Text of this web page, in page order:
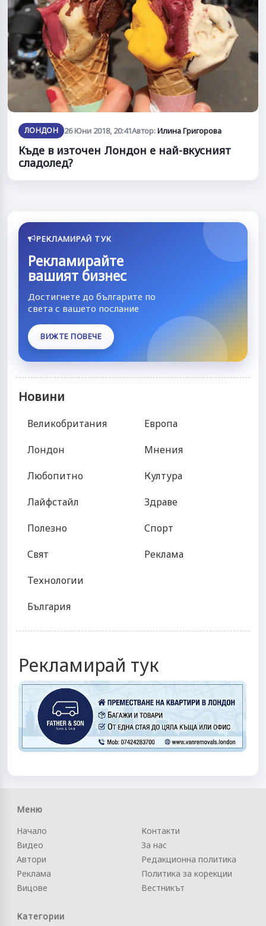
ЛОНДОН 26 Юни 2018, 20:41Автор:Илина Григорова
Къде в източен Лондон е най-вкусният
сладолед?
РЕКЛАМИРАЙ ТУК
Рекламирайте
вашият бизнес
Достигнете до българите по
света с вашето послание
ВИЖТЕ ПОВЕЧЕ
Новини
Великобритания
Лондон
Любопитно
Лайфстайл
Полезно
Свят
Технологии
България
Европа
Мнения
Култура
Здраве
Спорт
Реклама
Рекламирай тук
Меню
Начало
Видео
Автори
Реклама
Вицове
Контакти
За нас
Редакционна политика
Политика за корекции
Вестникът
Категории